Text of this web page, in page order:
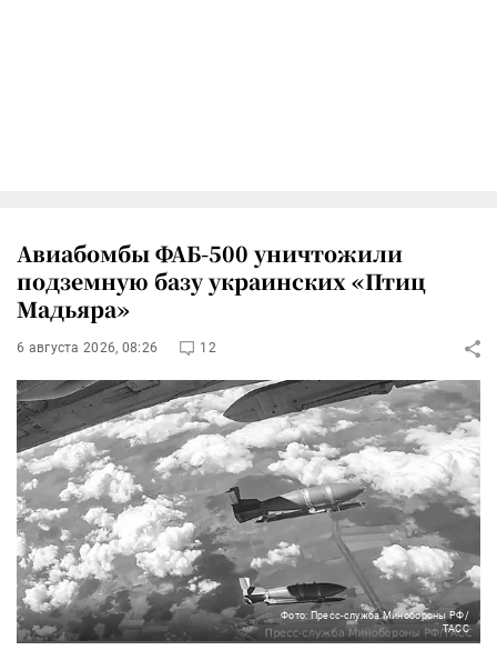
Авиабомбы ФАБ-500 уничтожили
подземную базу украинских «Птиц
Мадьяра»
6 августа 2026, 08:26 12
Фото: Пресс-служба Минобороны РФ/
ТАСС